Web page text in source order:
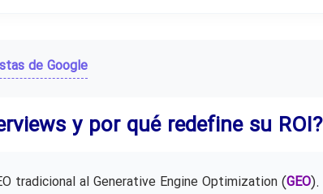
de Google
y por qué redefine su ROI?
tradicional al Generative Engine Optimization (GEO).